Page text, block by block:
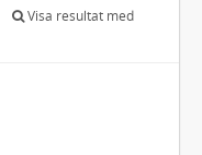
Visa resultat med